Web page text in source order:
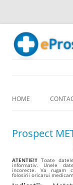
HOME
Prospect
ATENTIE!!! Toate
informativ. Unele
incorecte. Va rugam
folosirii oricarui